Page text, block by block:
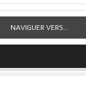
NAVIGUER VERS...